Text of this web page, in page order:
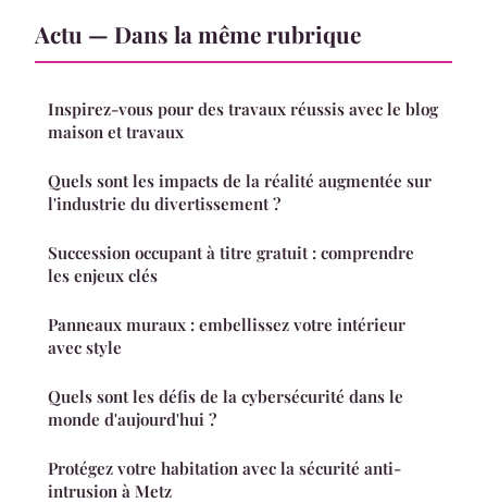
Actu — Dans la même rubrique
Inspirez-vous pour des travaux réussis avec le blog
maison et travaux
Quels sont les impacts de la réalité augmentée sur
l'industrie du divertissement ?
Succession occupant à titre gratuit : comprendre
les enjeux clés
Panneaux muraux : embellissez votre intérieur
avec style
Quels sont les défis de la cybersécurité dans le
monde d'aujourd'hui ?
Protégez votre habitation avec la sécurité anti-
intrusion à Metz